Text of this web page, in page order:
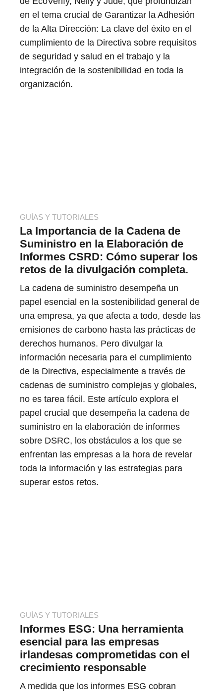
en el tema crucial de Garantizar la Adhesión
de la Alta Dirección: La clave del éxito en el
cumplimiento de la Directiva sobre requisitos
de seguridad y salud en el trabajo y la
integración de la sostenibilidad en toda la
organización.
GUÍAS Y TUTORIALES
La Importancia de la Cadena de
Suministro en la Elaboración de
Informes CSRD: Cómo superar los
retos de la divulgación completa.
La cadena de suministro desempeña un
papel esencial en la sostenibilidad general de
una empresa, ya que afecta a todo, desde las
emisiones de carbono hasta las prácticas de
derechos humanos. Pero divulgar la
información necesaria para el cumplimiento
de la Directiva, especialmente a través de
cadenas de suministro complejas y globales,
no es tarea fácil. Este artículo explora el
papel crucial que desempeña la cadena de
suministro en la elaboración de informes
sobre DSRC, los obstáculos a los que se
enfrentan las empresas a la hora de revelar
toda la información y las estrategias para
superar estos retos.
GUÍAS Y TUTORIALES
Informes ESG: Una herramienta
esencial para las empresas
irlandesas comprometidas con el
crecimiento responsable
A medida que los informes ESG cobran